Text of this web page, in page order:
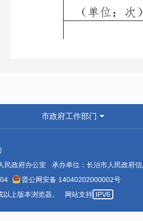
市政府工作部门
政府办公室 承办单位：长治市人民政府
晋公网安备 14040202000002号
以上版本浏览器。 网站支持 IPV6